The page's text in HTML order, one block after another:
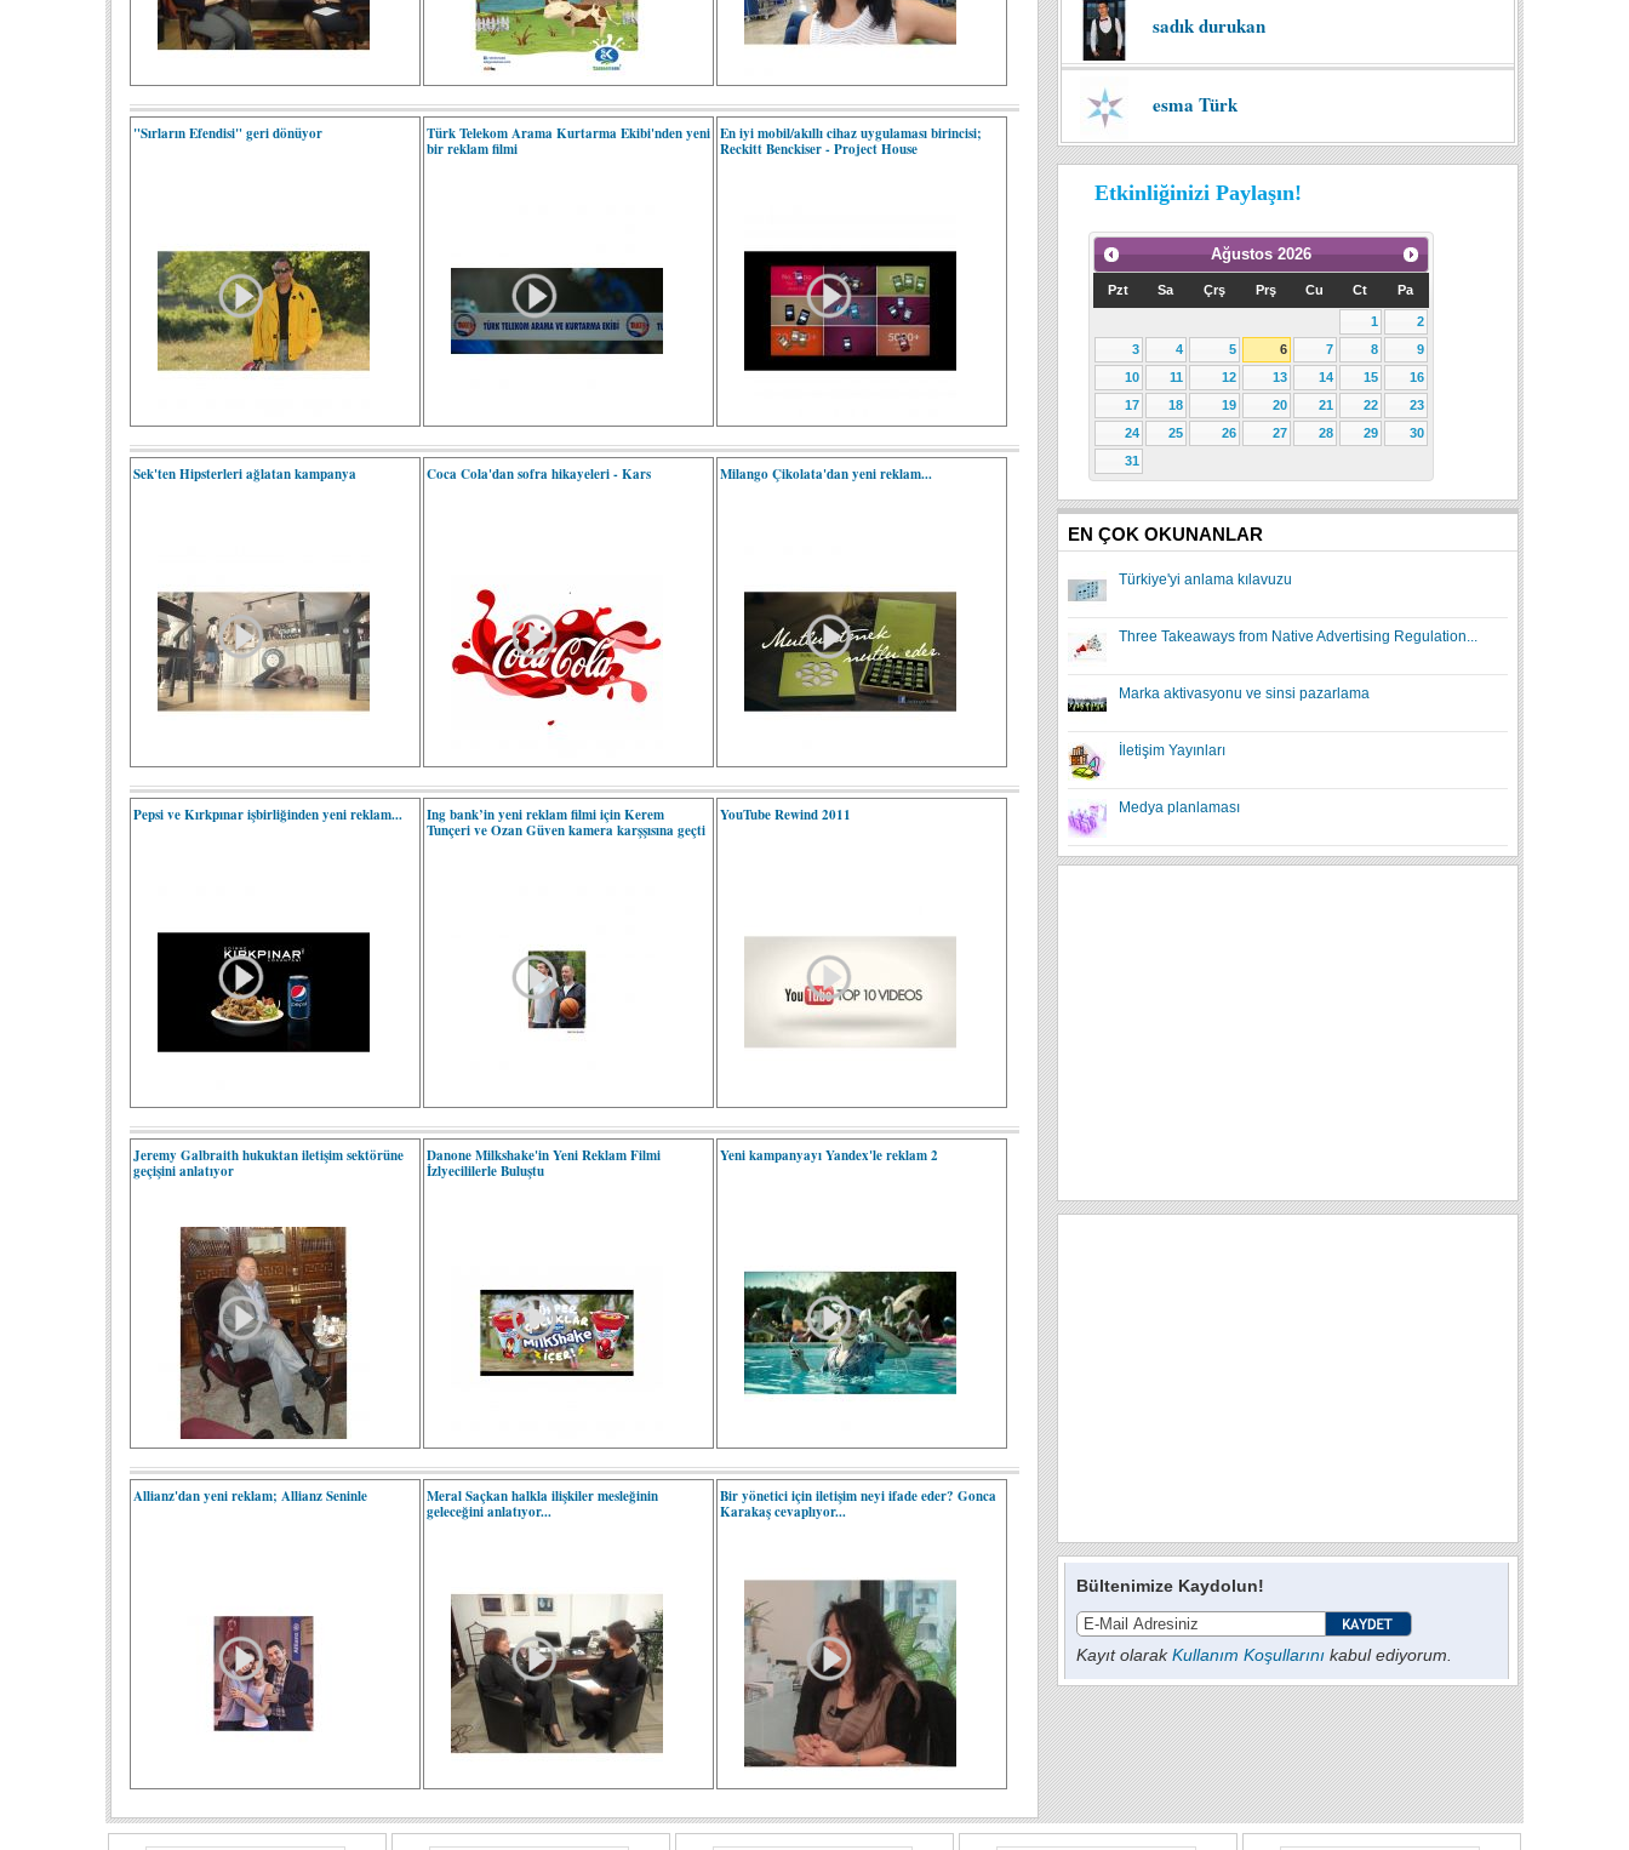
"Sırların Efendisi" geri dönüyor
Türk Telekom Arama Kurtarma Ekibi'nden yeni
bir reklam filmi
En iyi mobil/akıllı cihaz uygulaması birincisi;
Reckitt Benckiser - Project House
Sek'ten Hipsterleri ağlatan kampanya Coca Cola'dan sofra hikayeleri - Kars Milango Çikolata'dan yeni reklam...
Pepsi ve Kırkpınar işbirliğinden yeni reklam...
Ing bank’in yeni reklam filmi için Kerem
Tunçeri ve Ozan Güven kamera karşşısına geçti
YouTube Rewind 2011
Jeremy Galbraith hukuktan iletişim sektörüne
geçişini anlatıyor
Danone Milkshake'in Yeni Reklam Filmi
İzlyecililerle Buluştu
Yeni kampanyayı Yandex'le reklam 2
Allianz'dan yeni reklam; Allianz Seninle
Meral Saçkan halkla ilişkiler mesleğinin
geleceğini anlatıyor...
Bir yönetici için iletişim neyi ifade eder? Gonca
Karakaş cevaplıyor...
sadık durukan
esma Türk
Etkinliğinizi Paylaşın!
Ağustos 2026
Pzt Sa Çrş Prş Cu Ct Pa
1
2
3
4 5 6 7 8
9
10
11 12 13 14 15
16
17
18 19 20 21 22
23
24
25 26 27 28 29
30
31
EN ÇOK OKUNANLAR
Türkiye'yi anlama kılavuzu
Three Takeaways from Native Advertising Regulation...
Marka aktivasyonu ve sinsi pazarlama
İletişim Yayınları
Medya planlaması
Bültenimize Kaydolun!
Kayıt olarakKullanım Koşullarını kabul ediyorum.